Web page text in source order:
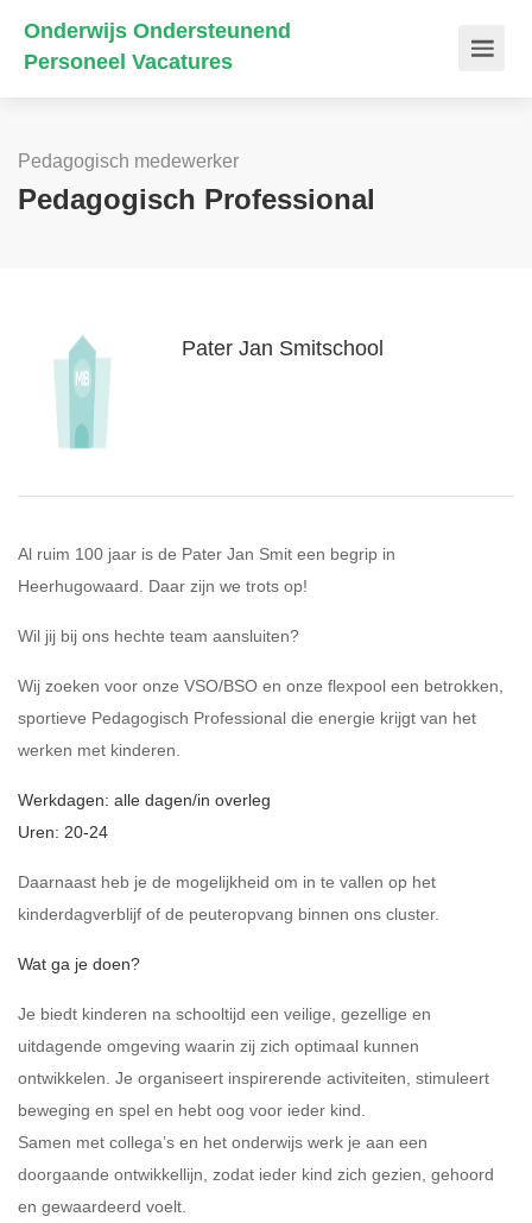
Onderwijs Ondersteunend
Personeel Vacatures
Pedagogisch medewerker
Pedagogisch Professional
Pater Jan Smitschool
Al ruim 100 jaar is de Pater Jan Smit een begrip in
Heerhugowaard. Daar zijn we trots op!
Wil jij bij ons hechte team aansluiten?
Wij zoeken voor onze VSO/BSO en onze flexpool een betrokken,
sportieve Pedagogisch Professional die energie krijgt van het
werken met kinderen.
Werkdagen: alle dagen/in overleg
Uren: 20-24
Daarnaast heb je de mogelijkheid om in te vallen op het
kinderdagverblijf of de peuteropvang binnen ons cluster.
Wat ga je doen?
Je biedt kinderen na schooltijd een veilige, gezellige en
uitdagende omgeving waarin zij zich optimaal kunnen
ontwikkelen. Je organiseert inspirerende activiteiten, stimuleert
beweging en spel en hebt oog voor ieder kind.
Samen met collega’s en het onderwijs werk je aan een
doorgaande ontwikkellijn, zodat ieder kind zich gezien, gehoord
en gewaardeerd voelt.